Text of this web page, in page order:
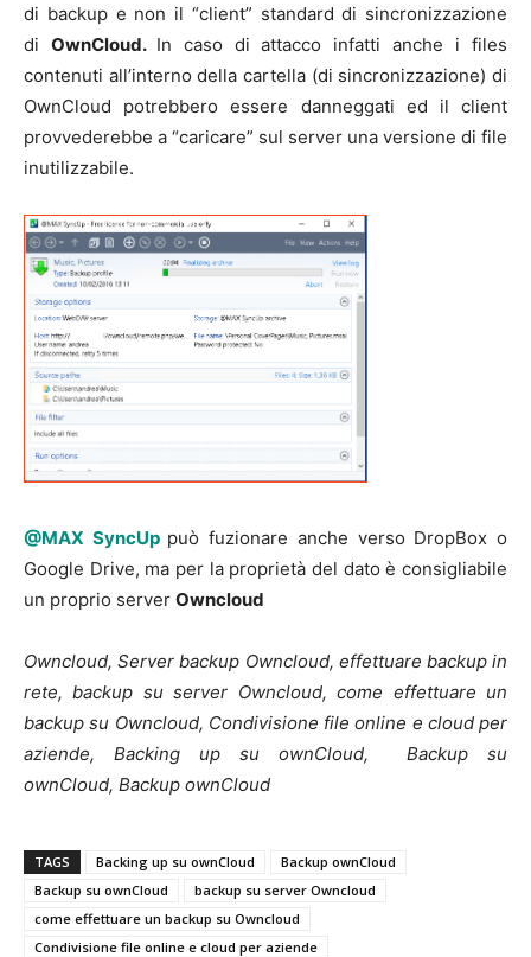
di backup e non il “client” standard di sincronizzazione
di OwnCloud. In caso di attacco infatti anche i files
contenuti all’interno della cartella (di sincronizzazione) di
OwnCloud potrebbero essere danneggati ed il client
provvederebbe a “caricare” sul server una versione di file
inutilizzabile.
@MAX SyncUp può fuzionare anche verso DropBox o
Google Drive, ma per la proprietà del dato è consigliabile
un proprio server Owncloud
Owncloud, Server backup Owncloud, effettuare backup in
rete, backup su server Owncloud, come effettuare un
backup su Owncloud, Condivisione file online e cloud per
aziende, Backing up su ownCloud, Backup su
ownCloud, Backup ownCloud
TAGS Backing up su ownCloud
Backup ownCloud
Backup su ownCloud
backup su server Owncloud
come effettuare un backup su Owncloud
Condivisione file online e cloud per aziende